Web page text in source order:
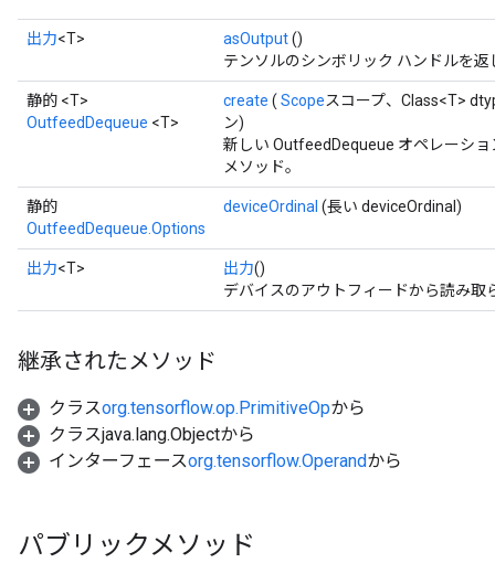
出力<T> asOutput()
テンソルのシンボリック ハンドルを返
静的 <T>
OutfeedDequeue <T>
create ( Scopeスコープ、Class<T>
ン)
新しい OutfeedDequeue オペレーシ
メソッド。
静的
OutfeedDequeue.Options
deviceOrdinal (長い deviceOrdinal)
出力<T> 出力()
デバイスのアウトフィードから読み取
継承されたメソッド
クラスorg.tensorflow.op.PrimitiveOpから
クラスjava.lang.Objectから
インターフェースorg.tensorflow.Operandから
パブリックメソッド